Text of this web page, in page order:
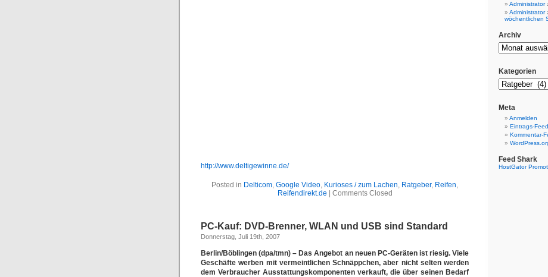
http://www.deltigewinne.de/
Posted in Delticom, Google Video, Kurioses / zum Lachen, Ratgeber, Reifen,
Reifendirekt.de
Comments Closed
PC-Kauf: DVD-Brenner, WLAN und USB sind Standard
Donnerstag, Juli 19th, 2007
Berlin/Böblingen (dpa/tmn) – Das Angebot an neuen PC-Geräten ist riesig. Viele
Geschäfte werben mit vermeintlichen Schnäppchen, aber nicht selten werden
dem Verbraucher Ausstattungskomponenten verkauft, die über seinen Bedarf
Administrator
Administrator
wöchentlichen
Archiv
Kategorien
Meta
Anmelden
Eintrags-Feed
Kommentar-
Feed Shark
HostGator